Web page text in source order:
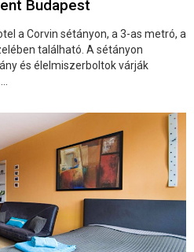
Budapest
a Corvin sétányon, a 3-as metró, a
található. A sétányon
és élelmiszerboltok várják